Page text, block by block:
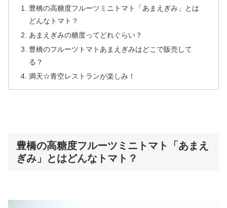
豊橋の高糖度フルーツミニトマト「あまえぎみ」とは
どんなトマト？
あまえぎみの糖度ってどれぐらい？
豊橋のフルーツトマトあまえぎみはどこで販売して
る？
満天☆青空レストランが楽しみ！
豊橋の高糖度フルーツミニトマト「あまえ
ぎみ」とはどんなトマト？